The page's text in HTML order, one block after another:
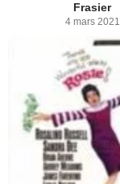
Frasier
4 mars 2021